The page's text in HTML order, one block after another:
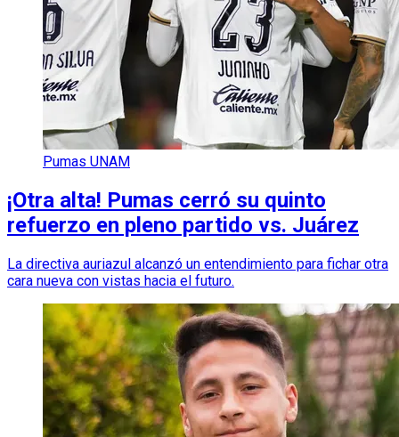
Pumas UNAM
¡Otra alta! Pumas cerró su quinto
refuerzo en pleno partido vs. Juárez
La directiva auriazul alcanzó un entendimiento para fichar otra
cara nueva con vistas hacia el futuro.